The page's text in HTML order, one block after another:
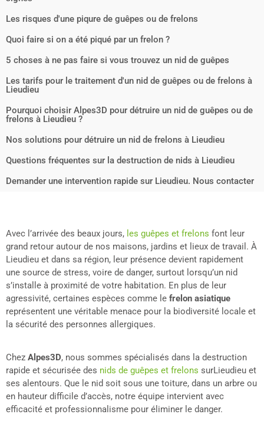
Les risques d'une piqure de guêpes ou de frelons
Quoi faire si on a été piqué par un frelon ?
5 choses à ne pas faire si vous trouvez un nid de guêpes
Les tarifs pour le traitement d'un nid de guêpes ou de frelons à
Lieudieu
Pourquoi choisir Alpes3D pour détruire un nid de guêpes ou de
frelons à Lieudieu ?
Nos solutions pour détruire un nid de frelons à Lieudieu
Questions fréquentes sur la destruction de nids à Lieudieu
Demander une intervention rapide sur Lieudieu. Nous contacter
Avec l’arrivée des beaux jours, les guêpes et frelons font leur
grand retour autour de nos maisons, jardins et lieux de travail. À
Lieudieu et dans sa région, leur présence devient rapidement
une source de stress, voire de danger, surtout lorsqu’un nid
s’installe à proximité de votre habitation. En plus de leur
agressivité, certaines espèces comme le frelon asiatique
représentent une véritable menace pour la biodiversité locale et
la sécurité des personnes allergiques.
Chez Alpes3D, nous sommes spécialisés dans la destruction
rapide et sécurisée des nids de guêpes et frelons surLieudieu et
ses alentours. Que le nid soit sous une toiture, dans un arbre ou
en hauteur difficile d’accès, notre équipe intervient avec
efficacité et professionnalisme pour éliminer le danger.